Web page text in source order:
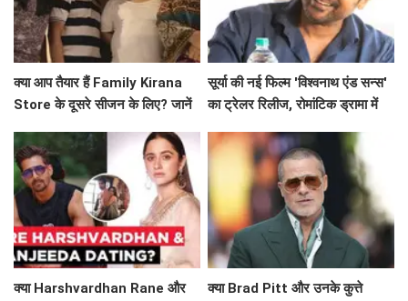
क्या आप तैयार हैं Family Kirana
Store के दूसरे सीजन के लिए? जानें
सूर्या की नई फिल्म 'विश्वनाथ एंड सन्स'
का ट्रेलर रिलीज, रोमांटिक ड्रामा में
क्या Harshvardhan Rane और
क्या Brad Pitt और उनके कुत्ते